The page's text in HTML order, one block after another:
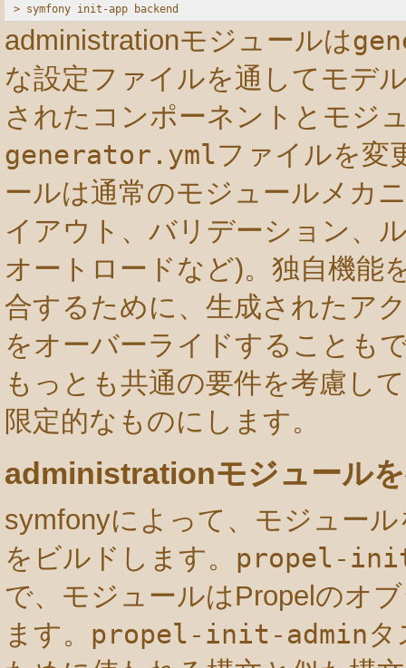
administrationモジュールは
な設定ファイルを通してモデ
されたコンポーネントとモジ
generator.ymlファイルを変
ールは通常のモジュールメカ
イアウト、バリデーション、
オートロードなど)。独自機能
合するために、生成されたア
をオーバーライドすることも
もっとも共通の要件を考慮し
限定的なものにします。
administrationモジュール
symfonyによって、モジュー
をビルドします。 propel-
で、モジュールはPropelのオ
ます。 propel-init-adminタ